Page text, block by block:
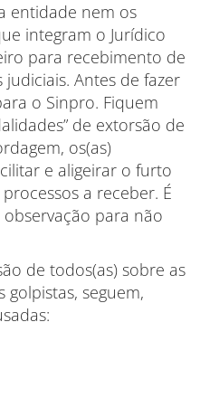
entidade nem os
integram o Jurídico
para recebimento de
Antes de fazer
o Sinpro. Fiquem
de extorsão de
os(as)
e aligeirar o furto
a receber. É
para não
de todos(as) sobre as
golpistas, seguem,